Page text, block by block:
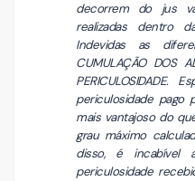
decorrem do jus
realizadas dentro
Indevidas as
CUMULAÇÃO DOS
periculosidade
mais vantajoso do
grau máximo
disso, é incabível
periculosidade